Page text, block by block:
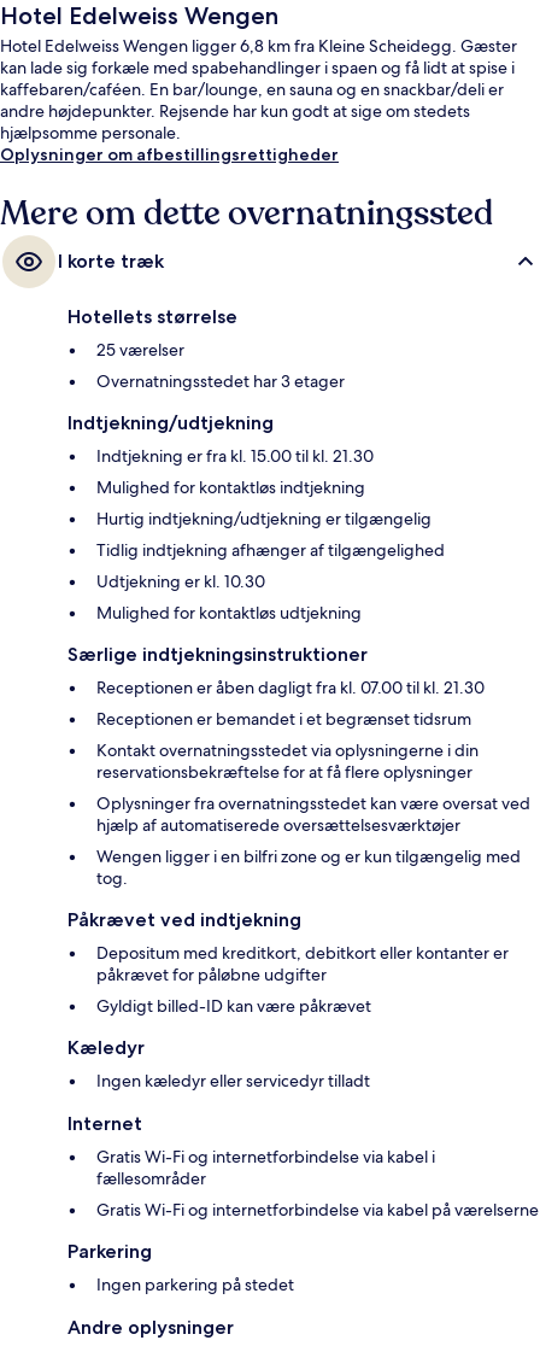
Hotel Edelweiss Wengen
Hotel Edelweiss Wengen ligger 6,8 km fra Kleine Scheidegg. Gæster
kan lade sig forkæle med spabehandlinger i spaen og få lidt at spise i
kaffebaren/caféen. En bar/lounge, en sauna og en snackbar/deli er
andre højdepunkter. Rejsende har kun godt at sige om stedets
hjælpsomme personale.
Oplysninger om afbestillingsrettigheder
Mere om dette overnatningssted
I korte træk
Hotellets størrelse
25 værelser
Overnatningsstedet har 3 etager
Indtjekning/udtjekning
Indtjekning er fra kl. 15.00 til kl. 21.30
Mulighed for kontaktløs indtjekning
Hurtig indtjekning/udtjekning er tilgængelig
Tidlig indtjekning afhænger af tilgængelighed
Udtjekning er kl. 10.30
Mulighed for kontaktløs udtjekning
Særlige indtjekningsinstruktioner
Receptionen er åben dagligt fra kl. 07.00 til kl. 21.30
Receptionen er bemandet i et begrænset tidsrum
Kontakt overnatningsstedet via oplysningerne i din
reservationsbekræftelse for at få flere oplysninger
Oplysninger fra overnatningsstedet kan være oversat ved
hjælp af automatiserede oversættelsesværktøjer
Wengen ligger i en bilfri zone og er kun tilgængelig med
tog.
Påkrævet ved indtjekning
Depositum med kreditkort, debitkort eller kontanter er
påkrævet for påløbne udgifter
Gyldigt billed-ID kan være påkrævet
Kæledyr
Ingen kæledyr eller servicedyr tilladt
Internet
Gratis Wi-Fi og internetforbindelse via kabel i
fællesområder
Gratis Wi-Fi og internetforbindelse via kabel på værelserne
Parkering
Ingen parkering på stedet
Andre oplysninger